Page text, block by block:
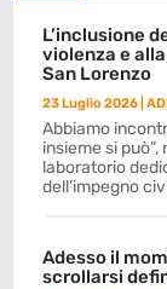
L’inclusione
violenza e
San Lorenzo
23 Luglio 2026 |
Abbiamo
insieme si
laboratorio
dell’impegno
Adesso il
scrollarsi